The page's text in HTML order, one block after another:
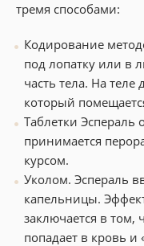
тремя способами:
Кодирование
под лопатку или в
часть тела. На теле
который
Таблетки Эспераль
принимается
курсом.
Уколом. Эспераль
капельницы.
заключается в том,
попадает в кровь и